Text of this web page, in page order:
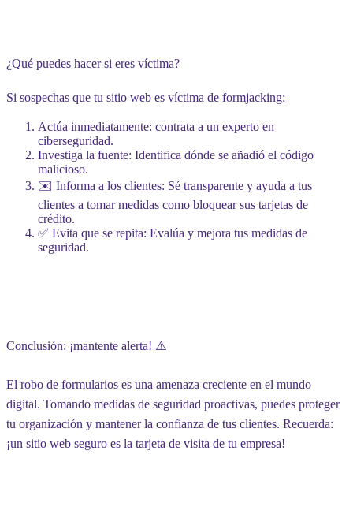
¿Qué puedes hacer si eres víctima?
Si sospechas que tu sitio web es víctima de formjacking:
Actúa inmediatamente: contrata a un experto en
ciberseguridad.
Investiga la fuente: Identifica dónde se añadió el código
malicioso.
✉️ Informa a los clientes: Sé transparente y ayuda a tus
clientes a tomar medidas como bloquear sus tarjetas de
crédito.
✅ Evita que se repita: Evalúa y mejora tus medidas de
seguridad.
Conclusión: ¡mantente alerta! ⚠️
El robo de formularios es una amenaza creciente en el mundo
digital. Tomando medidas de seguridad proactivas, puedes proteger
tu organización y mantener la confianza de tus clientes. Recuerda:
¡un sitio web seguro es la tarjeta de visita de tu empresa!